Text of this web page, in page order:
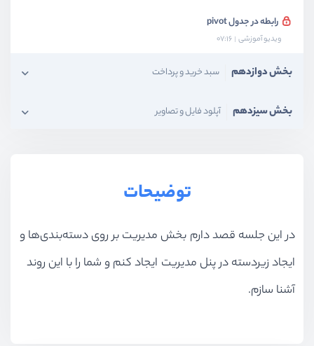
رابطه در جدول pivot
ویدیو آموزشی 07:16
بخش دوازدهم سبد خرید و پرداخت
بخش سیزدهم آپلود فایل و تصاویر
ماژولار کردن پروژه
بخش شانزدهم آپلود بر روی سرور
بخش هفدهم جستجو پیشرفته
توضیحات
در این جلسه قصد دارم بخش مدیریت بر روی دسته‌بندی‌ها و
ایجاد زیردسته در پنل مدیریت ایجاد کنم و شما را با این روند
آشنا سازم.